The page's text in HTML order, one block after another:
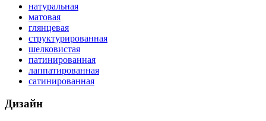
натуральная
матовая
глянцевая
структурированная
шелковистая
патинированная
лаппатированная
сатинированная
Дизайн